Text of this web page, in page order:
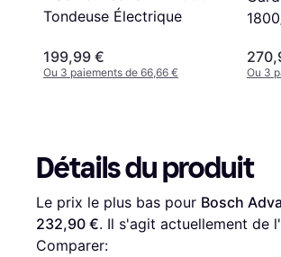
Tondeuse Électrique
199,99 €
Ou 3 paiements de 66,66 € Ou 3
Détails du produit
Le prix le plus bas pour Bosch
232,90 €. Il s'agit actuellement de
Comparer: